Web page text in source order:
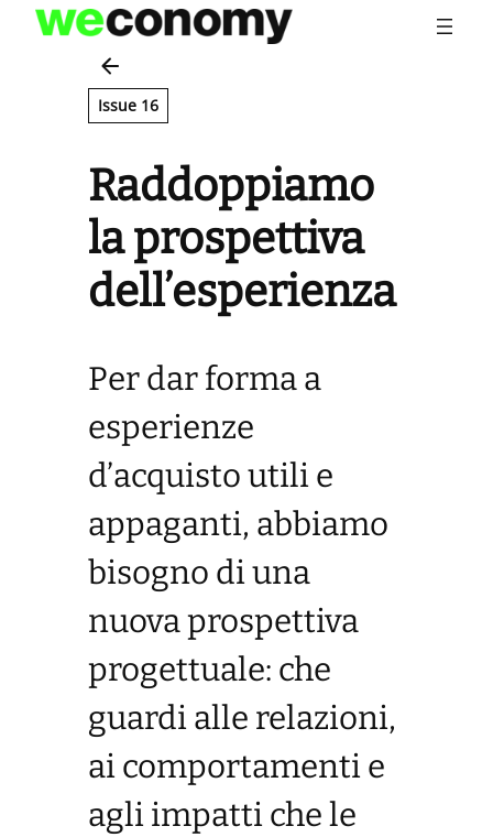
Vai
contenuto
Issue 16
Raddoppiamo
la prospettiva
dell’esperienza
Per dar forma a
esperienze
d’acquisto utili e
appaganti, abbiamo
bisogno di una
nuova prospettiva
progettuale: che
guardi alle relazioni,
ai comportamenti e
agli impatti che le